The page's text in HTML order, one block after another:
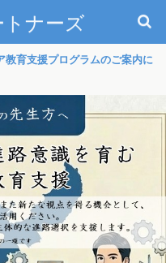
ナーズ
育支援プログラムのご案内に